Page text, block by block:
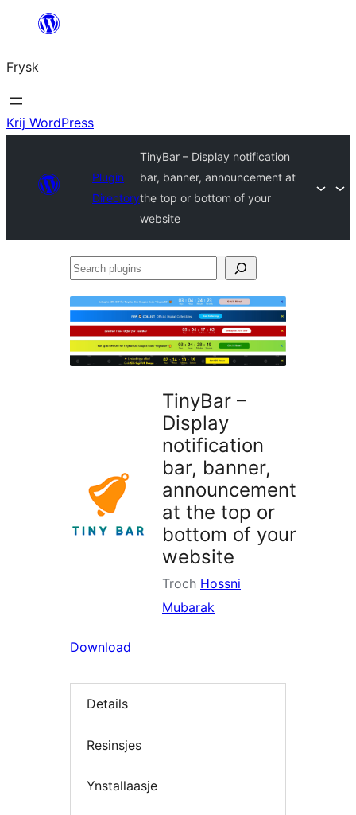
Fierder
ynhâld
Frysk
Krij WordPress
Plugin
Directory
TinyBar – Display notification
bar, banner, announcement at
the top or bottom of your
website
Search
TinyBar –
Display
notification
bar, banner,
announcement
at the top or
bottom of your
website
Troch Hossni
Mubarak
Download
Details
Resinsjes
Ynstallaasje